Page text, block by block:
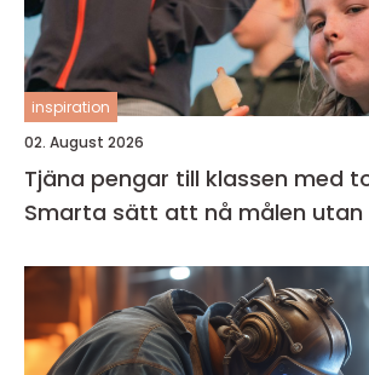
inspiration
02. August 2026
Tjäna pengar till klassen med
Smarta sätt att nå målen utan